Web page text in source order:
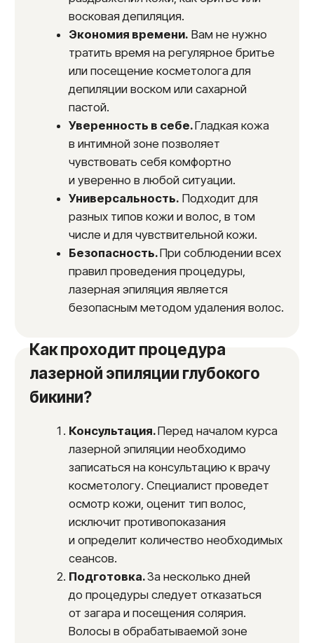
эпиляции на кожу наносится
успокаивающий крем. В течение
нескольких дней после процедуры
посещения сауны и горячей ванны.
глубокого бикини в Москве
Цены на лазерную эпиляцию глубокого
бикини зависят от выбранной зоны обработки,
оборудования. Ознакомиться с прайс-листом
Уход за кожей после
лазерной эпиляции глубокого
бикини
В течение нескольких дней после
процедуры рекомендуется
использовать успокаивающие
и увлажняющие средства для кожи.
Следует избегать загара
и использования солярия.
бани и принимать горячие ванны.
Нельзя использовать
спиртосодержащие лосьоны и скрабы
в обработанной зоне.
При появлении раздражения следует
использовать специальные кремы.
Сколько сеансов необходимо
для полного удаления волос?
Количество необходимых сеансов зависит
от индивидуальных особенностей организма,
достижения максимального результата
требуется курс из6−10 сеансов
с интервалом в4−6 недель. После
проводить поддерживающие процедуры1−2